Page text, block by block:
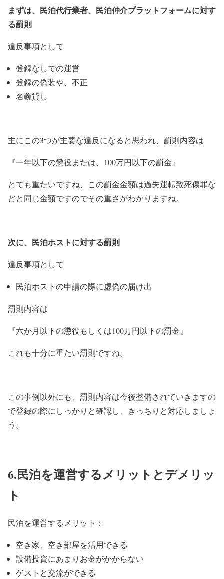
まずは、民泊代行業者、民泊仲介プラットフォームに対す
る罰則
違反事項として
登録なしでの運営
登録の偽装や、不正
名義貸し
主にこの3つが主要な違反になると思われ、罰則内容は
『一年以下の懲役または、100万円以下の罰金』
とても重たいですね、この罰金金額は過失運転致死傷罪な
どと同じ金額ですのでその重さがわかりますね。
次に、民泊ホストに対する罰則
違反事項として
民泊ホストの申請の際に虚偽の届け出
罰則内容は
『六か月以下の懲役もしくは100万円以下の罰金』
これも十分に重たい罰則ですね。
この事例以外にも、罰則内容は今後整備されていきますの
で登録の際にしっかりと確認し、きっちりと対応しましょ
う。
6.民泊を運営するメリットとデメリッ
ト
民泊を運営するメリット：
空き家、空き部屋を活用できる
設備投資にあまりお金がかからない
ゲストと交流ができる